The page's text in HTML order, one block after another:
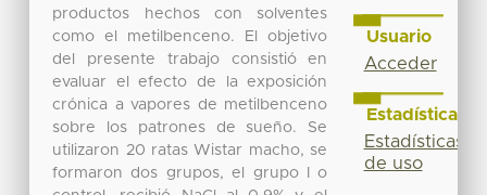
productos hechos con solventes
como el metilbenceno. El objetivo
del presente trabajo consistió en
evaluar el efecto de la exposición
crónica a vapores de metilbenceno
sobre los patrones de sueño. Se
utilizaron 20 ratas Wistar macho, se
formaron dos grupos, el grupo I o
Usuario
Acceder
Estadísticas
Estadísticas
de uso